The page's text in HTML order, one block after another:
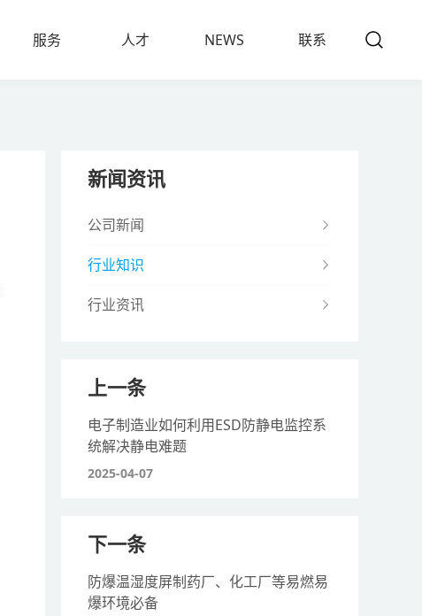
服务
人才
NEWS
联系
新闻资讯
公司新闻
行业知识
行业资讯
上一条
电子制造业如何利用ESD防静电监控系
统解决静电难题
2025-04-07
下一条
防爆温湿度屏制药厂、化工厂等易燃易
爆环境必备